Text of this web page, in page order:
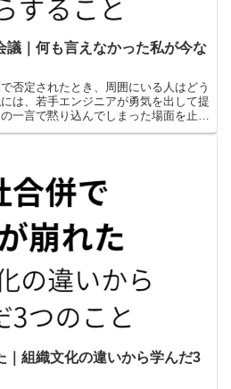
議｜何も言えなかった私が今な
否定されたとき、周囲にいる人はどう
は、若手エンジニアが勇気を出して提
一言で黙り込んでしまった場面を止め
提案に問題があるなら、採用...
｜組織文化の違いから学んだ3